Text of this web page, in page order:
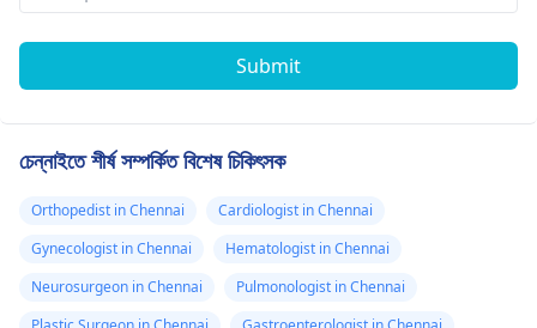
Submit
চেন্নাইতে শীর্ষ সম্পর্কিত বিশেষ চিকিৎসক
Orthopedist in Chennai
Cardiologist in Chennai
Gynecologist in Chennai
Hematologist in Chennai
Neurosurgeon in Chennai
Pulmonologist in Chennai